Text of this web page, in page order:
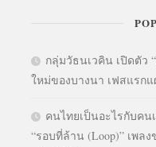
กลุ่มวัธนเวคิน เปิดตัว
ใหม่ของบางนา เฟสแรก
คนไทยเป็นอะไรกับคน
“รอบที่ล้าน (Loop)” เพล